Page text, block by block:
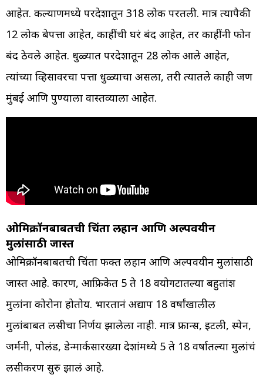
आहेत. कल्याणमध्ये परदेशातून 318 लोक परतली. मात्र त्यापैकी
12 लोक बेपत्ता आहेत, काहींची घरं बंद आहेत, तर काहींनी फोन
बंद ठेवले आहेत. धुळ्यात परदेशातून 28 लोक आले आहेत,
त्यांच्या व्हिसावरचा पत्ता धुळ्याचा असला, तरी त्यातले काही जण
मुंबई आणि पुण्याला वास्तव्याला आहेत.
ओमिक्रॉनबाबतची चिंता लहान आणि अल्पवयीन
मुलांसाठी जास्त
ओमिक्रॉनबाबतची चिंता फक्त लहान आणि अल्पवयीन मुलांसाठी
जास्त आहे. कारण, आफ्रिकेत 5 ते 18 वयोगटातल्या बहुतांश
मुलांना कोरोना होतोय. भारतानं अद्याप 18 वर्षांखालील
मुलांबाबत लसीचा निर्णय झालेला नाही. मात्र फ्रान्स, इटली, स्पेन,
जर्मनी, पोलंड, डेन्मार्कसारख्या देशांमध्ये 5 ते 18 वर्षातल्या मुलांचं
लसीकरण सुरु झालं आहे.